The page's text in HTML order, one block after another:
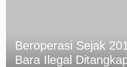
Beroperasi Sejak
Bara Ilegal